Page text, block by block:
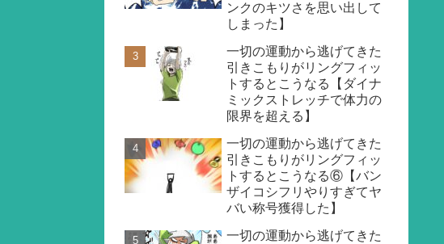
ンクのキツさを思い出して
しまった】
一切の運動から逃げてきた
引きこもりがリングフィッ
トするとこうなる【ダイナ
ミックストレッチで体力の
限界を超える】
一切の運動から逃げてきた
引きこもりがリングフィッ
トするとこうなる⑥【バン
ザイコシフリやりすぎてヤ
バい称号獲得した】
一切の運動から逃げてきた